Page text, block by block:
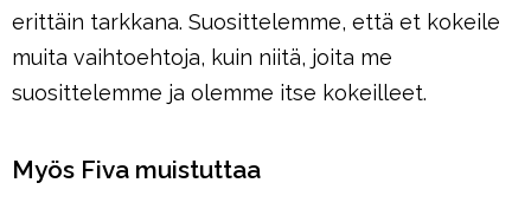
erittäin tarkkana. Suosittelemme, että et kokeile
muita vaihtoehtoja, kuin niitä, joita me
suosittelemme ja olemme itse kokeilleet.
Myös Fiva muistuttaa